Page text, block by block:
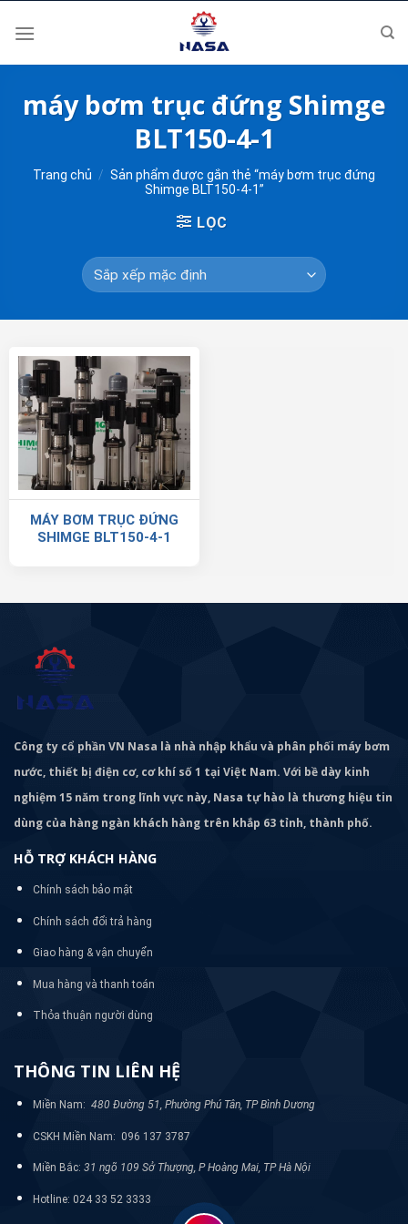
máy bơm trục đứng Shimge
BLT150-4-1
Trang chủ / Sản phẩm được gắn thẻ “máy bơm trục đứng
Shimge BLT150-4-1”
LỌC
MÁY BƠM TRỤC ĐỨNG
SHIMGE BLT150-4-1
Công ty cổ phần VN Nasa là nhà nhập khẩu và phân phối máy bơm
nước, thiết bị điện cơ, cơ khí số 1 tại Việt Nam. Với bề dày kinh
nghiệm 15 năm trong lĩnh vực này, Nasa tự hào là thương hiệu tin
dùng của hàng ngàn khách hàng trên khắp 63 tỉnh, thành phố.
HỖ TRỢ KHÁCH HÀNG
Chính sách bảo mật
Chính sách đổi trả hàng
Giao hàng & vận chuyển
Mua hàng và thanh toán
Thỏa thuận người dùng
THÔNG TIN LIÊN HỆ
Miền Nam: 480 Đường 51, Phường Phú Tân, TP Bình Dương
CSKH Miền Nam: 096 137 3787
Miền Bắc: 31 ngõ 109 Sở Thượng, P Hoàng Mai, TP Hà Nội
Hotline: 024 33 52 3333